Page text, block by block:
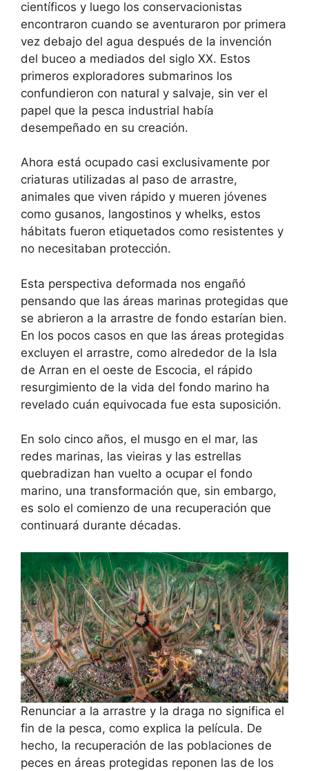
científicos y luego los conservacionistas
encontraron cuando se aventuraron por primera
vez debajo del agua después de la invención
del buceo a mediados del siglo XX. Estos
primeros exploradores submarinos los
confundieron con natural y salvaje, sin ver el
papel que la pesca industrial había
desempeñado en su creación.
Ahora está ocupado casi exclusivamente por
criaturas utilizadas al paso de arrastre,
animales que viven rápido y mueren jóvenes
como gusanos, langostinos y whelks, estos
hábitats fueron etiquetados como resistentes y
no necesitaban protección.
Esta perspectiva deformada nos engañó
pensando que las áreas marinas protegidas que
se abrieron a la arrastre de fondo estarían bien.
En los pocos casos en que las áreas protegidas
excluyen el arrastre, como alrededor de la Isla
de Arran en el oeste de Escocia, el rápido
resurgimiento de la vida del fondo marino ha
revelado cuán equivocada fue esta suposición.
En solo cinco años, el musgo en el mar, las
redes marinas, las vieiras y las estrellas
quebradizan han vuelto a ocupar el fondo
marino, una transformación que, sin embargo,
es solo el comienzo de una recuperación que
continuará durante décadas.
Renunciar a la arrastre y la draga no significa el
fin de la pesca, como explica la película. De
hecho, la recuperación de las poblaciones de
peces en áreas protegidas reponen las de los